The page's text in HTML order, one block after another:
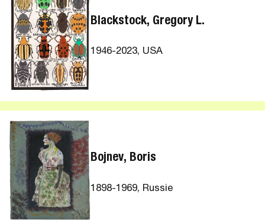
Blackstock, Gregory L.
1946-2023, USA
Bojnev, Boris
1898-1969, Russie